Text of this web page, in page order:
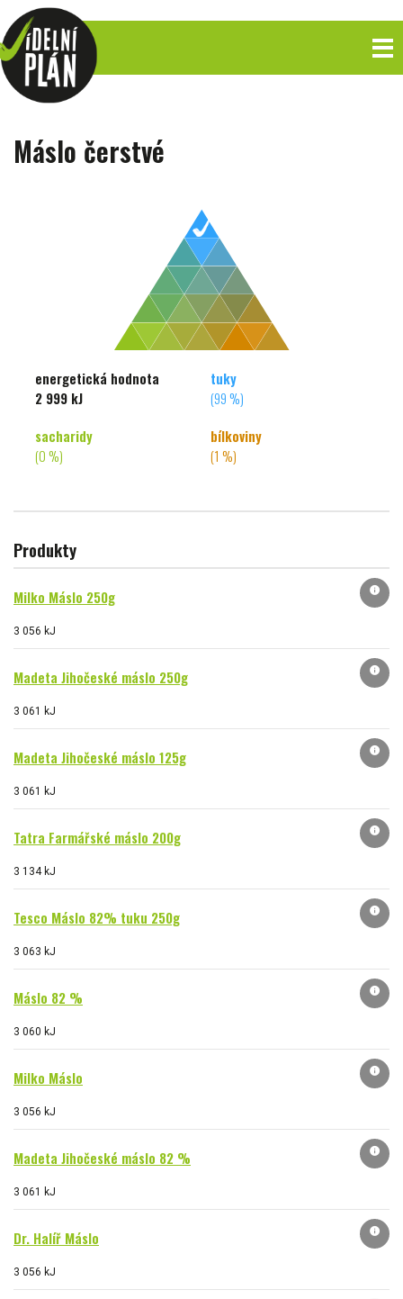
Máslo čerstvé
energetická hodnota
2 999 kJ
tuky
(99 %)
sacharidy
(0 %)
bílkoviny
(1 %)
Produkty
Milko Máslo 250g
3 056 kJ
info
Madeta Jihočeské máslo 250g
3 061 kJ
info
Madeta Jihočeské máslo 125g
3 061 kJ
info
Tatra Farmářské máslo 200g
3 134 kJ
info
Tesco Máslo 82% tuku 250g
3 063 kJ
info
Máslo 82 %
3 060 kJ
info
Milko Máslo
3 056 kJ
info
Madeta Jihočeské máslo 82 %
3 061 kJ
info
Dr. Halíř Máslo
3 056 kJ
info